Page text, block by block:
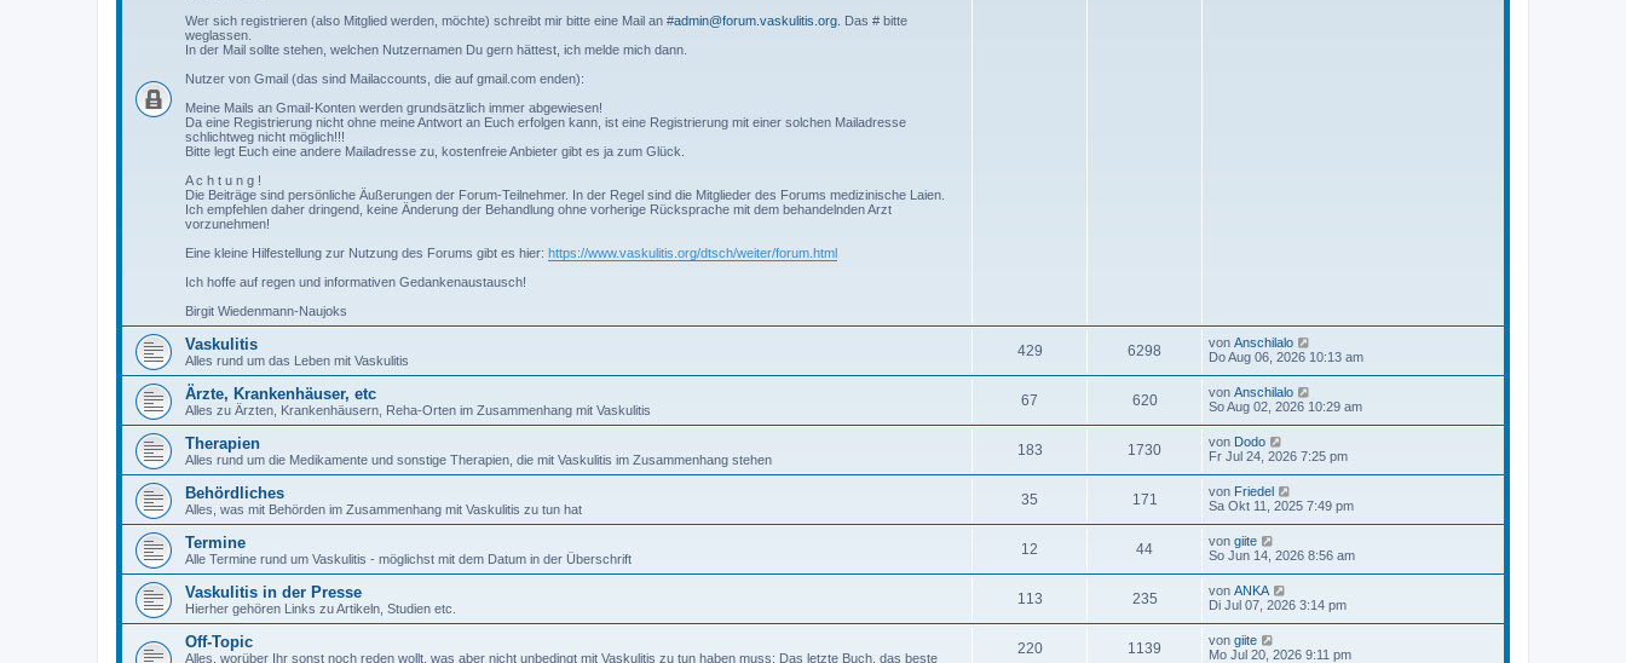
Wer sich registrieren (also Mitglied werden, möchte) schreibt mir bitte eine Mail an #admin@forum.vaskulitis.org . Das # bitte
weglassen.
In der Mail sollte stehen, welchen Nutzernamen Du gern hättest, ich melde mich dann.
Nutzer von Gmail (das sind Mailaccounts, die auf gmail.com enden):
Meine Mails an Gmail-Konten werden grundsätzlich immer abgewiesen!
Da eine Registrierung nicht ohne meine Antwort an Euch erfolgen kann, ist eine Registrierung mit einer solchen Mailadresse
schlichtweg nicht möglich!!!
Bitte legt Euch eine andere Mailadresse zu, kostenfreie Anbieter gibt es ja zum Glück.
A c h t u n g !
Die Beiträge sind persönliche Äußerungen der Forum-Teilnehmer. In der Regel sind die Mitglieder des Forums medizinische Laien.
Ich empfehlen daher dringend, keine Änderung der Behandlung ohne vorherige Rücksprache mit dem behandelnden Arzt
vorzunehmen!
Eine kleine Hilfestellung zur Nutzung des Forums gibt es hier: https://www.vaskulitis.org/dtsch/weiter/forum.html
Ich hoffe auf regen und informativen Gedankenaustausch!
Birgit Wiedenmann-Naujoks
Vaskulitis
Alles rund um das Leben mit Vaskulitis
429 6298 von Anschilalo
e
s
t
e
B
e
t
r
a
Do Aug 06, 2026 10:13 am
Ärzte, Krankenhäuser, etc
Alles zu Ärzten, Krankenhäusern, Reha-Orten im Zusammenhang mit Vaskulitis
67 620 von Anschilalo
e
s
t
e
B
e
t
r
a
So Aug 02, 2026 10:29 am
Therapien
Alles rund um die Medikamente und sonstige Therapien, die mit Vaskulitis im Zusammenhang stehen
183 1730 von Dodo
e
e
s
t
e
B
e
i
t
r
a
Fr Jul 24, 2026 7:25 pm
Behördliches
Alles, was mit Behörden im Zusammenhang mit Vaskulitis zu tun hat
35 171 von Friedel
e
s
t
e
B
e
t
Sa Okt 11, 2025 7:49 pm
Termine
Alle Termine rund um Vaskulitis - möglichst mit dem Datum in der Überschrift
12 44 von giite
e
e
s
t
e
B
So Jun 14, 2026 8:56 am
Vaskulitis in der Presse
Hierher gehören Links zu Artikeln, Studien etc.
113 235 von ANKA
e
s
Di Jul 07, 2026 3:14 pm
Off-Topic
Alles, worüber Ihr sonst noch reden wollt, was aber nicht unbedingt mit Vaskulitis zu tun haben muss: Das letzte Buch, das beste
220 1139 von giite
e
Mo Jul 20, 2026 9:11 pm